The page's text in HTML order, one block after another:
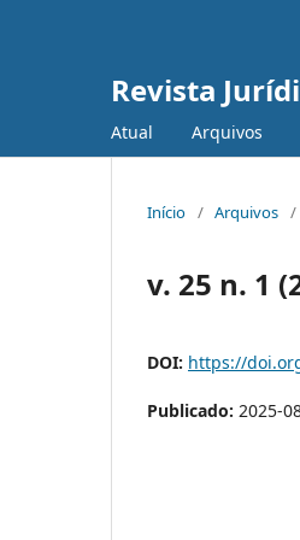
Revista
Atual Arquivos
Início / Arquivos /
v. 25 n. 1
DOI: https://
Publicado: 2025-